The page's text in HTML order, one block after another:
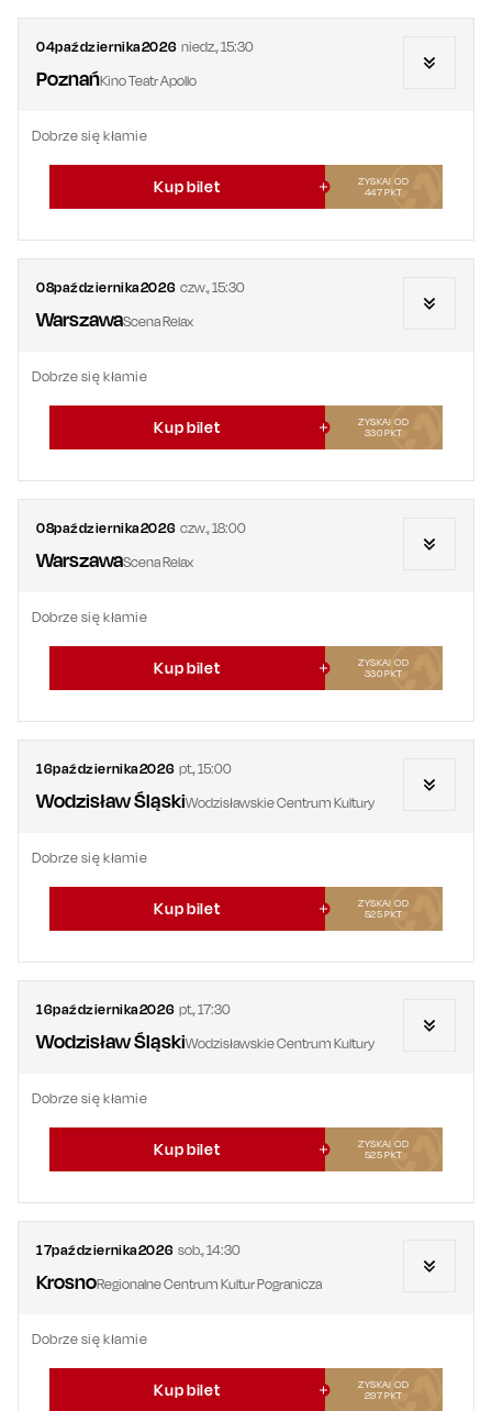
04października2026 niedz.,15:30
PoznańKino Teatr Apollo
Dobrze się kłamie
Kup bilet
ZYSKAJ OD
447PKT
08października2026 czw.,15:30
WarszawaScena Relax
Dobrze się kłamie
Kup bilet
ZYSKAJ OD
330PKT
08października2026 czw.,18:00
WarszawaScena Relax
Dobrze się kłamie
Kup bilet
ZYSKAJ OD
330PKT
16października2026 pt.,15:00
Wodzisław ŚląskiWodzisławskie Centrum Kultury
Dobrze się kłamie
Kup bilet
ZYSKAJ OD
525PKT
16października2026 pt.,17:30
Wodzisław ŚląskiWodzisławskie Centrum Kultury
Dobrze się kłamie
Kup bilet
ZYSKAJ OD
525PKT
17października2026 sob.,14:30
KrosnoRegionalne Centrum Kultur Pogranicza
Dobrze się kłamie
Kup bilet
ZYSKAJ OD
297PKT